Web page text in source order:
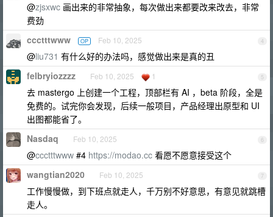
@zjsxwc 画出来的非常抽象，每次做出来都要改来改去，非常
费劲
4
ccctttwww OP Feb 10, 2025
@liu731 有什么好的办法吗，感觉做出来是真的丑
5
felbryiozzzz Feb 10, 2025 1
去 mastergo 上创建一个工程，顶部栏有 AI ，beta 阶段，全是
免费的。试完你会发现，后续一般项目，产品经理出原型和 UI
出图都能省了。
6
Nasdaq Feb 10, 2025
@ccctttwww #4 https://modao.cc 看愿不愿意接受这个
7
wangtian2020 Feb 10, 2025
工作慢慢做，到下班点就走人，千万别不好意思，有意见就跳槽
走人。